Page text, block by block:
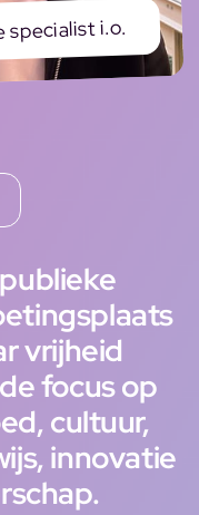
i.o.
vrijheid
focus op
cultuur,
innovatie